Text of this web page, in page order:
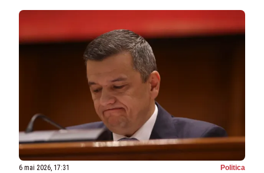
6 mai 2026, 17:31 Politica